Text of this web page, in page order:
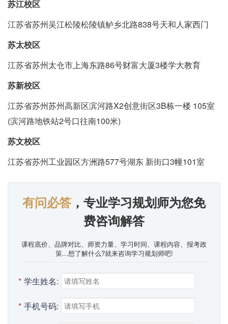
苏江校区
江苏省苏州吴江松陵松陵镇鲈乡北路838号天和人家西门
苏太校区
江苏省苏州太仓市上海东路86号财富大厦3楼学大教育
苏新校区
江苏省苏州苏州高新区滨河路X2创意街区3B栋一楼 105室
(滨河路地铁站2号口往南100米)
苏文校区
江苏省苏州工业园区方洲路577号湖东 新街口3幢101室
有问必答，专业学习规划师为您免
费咨询解答
课程底价、品牌对比、师资力量、学习时间、课程内容、报考政
策...想了解什么?就来咨询学习规划师吧!
* 学生姓名:
* 手机号码: